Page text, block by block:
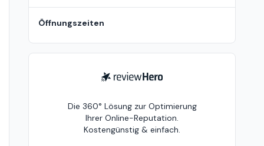
Öffnungszeiten
ReviewHero
Die 360° Lösung zur Optimierung
Ihrer Online-Reputation.
Kostengünstig & einfach.